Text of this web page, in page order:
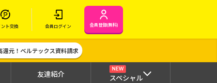
ント交換 会員ログイン 会員登録(無料)
還元！ベルテックス資料請求
友達紹介
NEW
スペシャル